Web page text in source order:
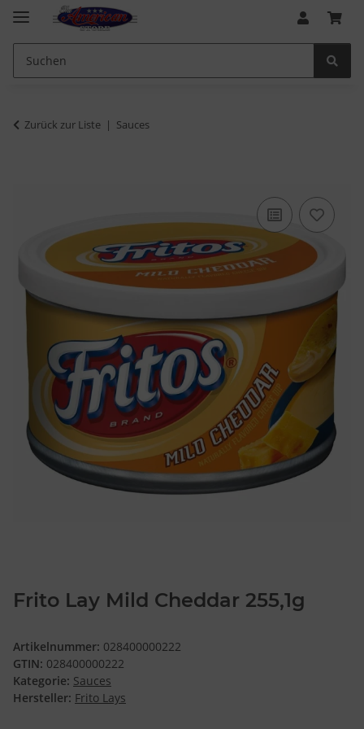
Zurück zur Liste Sauces
Frito Lay Mild Cheddar 255,1g
Artikelnummer: 028400000222
GTIN: 028400000222
Kategorie: Sauces
Hersteller: Frito Lays